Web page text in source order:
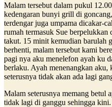
Malam tersebut dalam pukul
kedengaran bunyi grill di
terdengar juga umpama dicakar-
rumah termasuk Sue berpelukkan
takut. 15 minit kemudian barulah
berhenti, malam tersebut kami
pagi nya aku menelefon ayah ku
berlaku. Ayah menenangkan aku,
seterusnya tidak akan ada lagi
Malam seterusnya memang betul
tidak lagi di ganggu sehingga kini.